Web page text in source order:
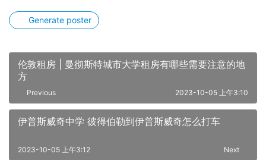
Generate poster
伦敦租房 | 曼彻斯特城市大学租房有哪些需要注意的地
方
Previous 2023-10-05 上午3:10
伊普斯威奇中学 彼得伯勒到伊普斯威奇怎么打车
Next
2023-10-05 上午3:12